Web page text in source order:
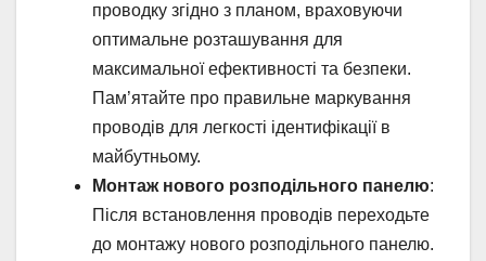
проводку згідно з планом, враховуючи
оптимальне розташування для
максимальної ефективності та безпеки.
Пам’ятайте про правильне маркування
проводів для легкості ідентифікації в
майбутньому.
Монтаж нового розподільного панелю:
Після встановлення проводів переходьте
до монтажу нового розподільного панелю.